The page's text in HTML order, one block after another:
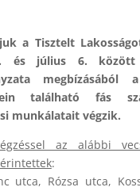
a Tisztelt
és július 6. között
megbízásából
található fás
munkálatait végzik.
az alábbi
:
utca, Rózsa utca,